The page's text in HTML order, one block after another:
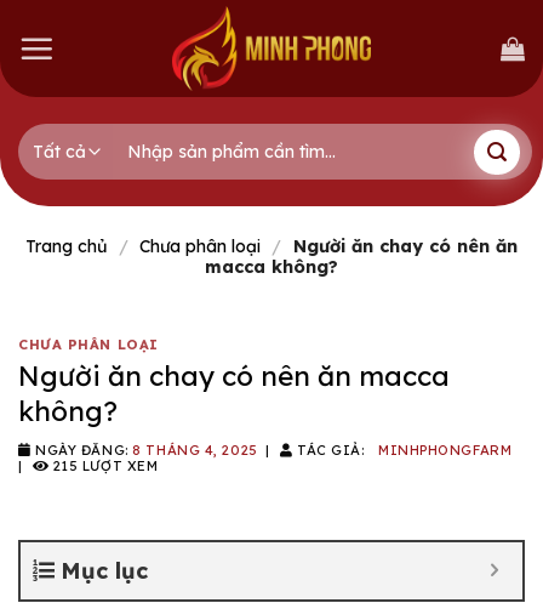
content
kiếm:
Trang chủ / Chưa phân loại /
Người ăn chay có nên ăn
macca không?
CHƯA PHÂN LOẠI
Người ăn chay có nên ăn macca
không?
NGÀY ĐĂNG:8 THÁNG 4, 2025 | TÁC GIẢ:
MINHPHONGFARM
|
215 LƯỢT XEM
Mục lục